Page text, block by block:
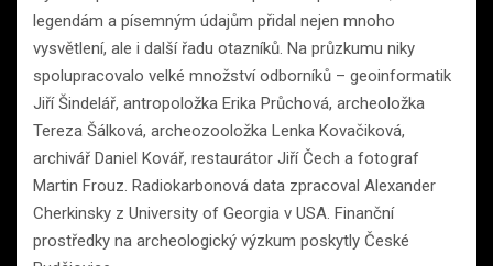
legendám a písemným údajům přidal nejen mnoho
vysvětlení, ale i další řadu otazníků. Na průzkumu niky
spolupracovalo velké množství odborníků – geoinformatik
Jiří Šindelář, antropoložka Erika Průchová, archeoložka
Tereza Šálková, archeozooložka Lenka Kovačiková,
archivář Daniel Kovář, restaurátor Jiří Čech a fotograf
Martin Frouz. Radiokarbonová data zpracoval Alexander
Cherkinsky z University of Georgia v USA. Finanční
prostředky na archeologický výzkum poskytly České